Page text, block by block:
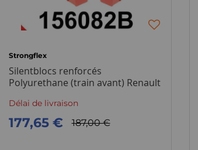
Strongflex
Silentblocs renforcés
Polyurethane (train avant) Renault
Délai de livraison
187,00 €
177,65 €